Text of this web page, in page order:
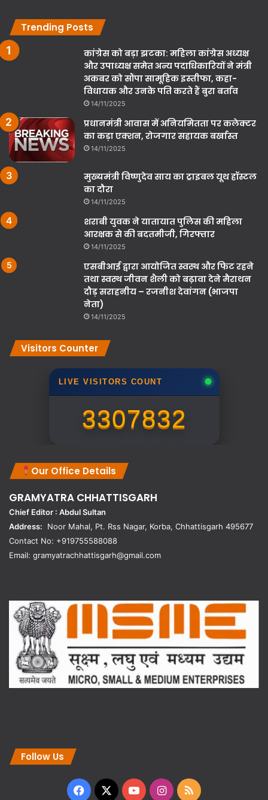
Trending Posts
कांग्रेस को बड़ा झटका: महिला कांग्रेस अध्यक्ष
और उपाध्यक्ष समेत अन्य पदाधिकारियों ने मंत्री
अकबर को सौंपा सामूहिक इस्तीफा, कहा-
विधायक और उनके पति करते हैं बुरा बर्ताव
14/11/2025
प्रधानमंत्री आवास में अनियमितता पर कलेक्टर
का कड़ा एक्शन, रोजगार सहायक बर्खास्त
14/11/2025
मुख्यमंत्री विष्णुदेव साय का ट्राइबल यूथ हॉस्टल
का दौरा
14/11/2025
शराबी युवक ने यातायात पुलिस की महिला
आरक्षक से की बदतमीजी, गिरफ्तार
14/11/2025
एसबीआई द्वारा आयोजित स्वस्थ और फिट रहने
तथा स्वस्थ जीवन शैली को बढ़ावा देने मैराथन
दौड़ सराहनीय – रजनीश देवांगन (भाजपा
नेता)
14/11/2025
Visitors Counter
LIVE VISITORS COUNT
3307832
Our Office Details
GRAMYATRA CHHATTISGARH
Chief Editor : Abdul Sultan
Address: Noor Mahal, Pt. Rss Nagar, Korba, Chhattisgarh 495677
Contact No: +919755588088
Email: gramyatrachhattisgarh@gmail.com
Follow Us
Facebook
X YouTubeInstagram
RSS